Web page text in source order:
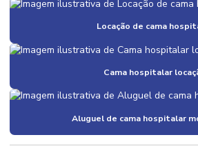
Locação de cama
Cama hospitalar
Aluguel de cama hospitalar